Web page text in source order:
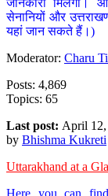
जानकारी मिलेगी।
सेनानियों और
यहां जान सकते हैं।)
Moderator: Charu
Posts: 4,869
Topics: 65
Last post: April 12,
by Bhishma Kukreti
Uttarakhand at a